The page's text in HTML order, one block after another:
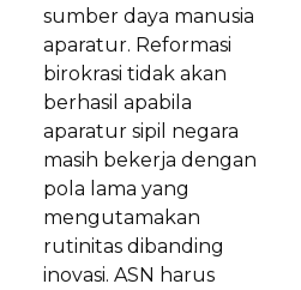
sumber daya manusia
aparatur. Reformasi
birokrasi tidak akan
berhasil apabila
aparatur sipil negara
masih bekerja dengan
pola lama yang
mengutamakan
rutinitas dibanding
inovasi. ASN harus